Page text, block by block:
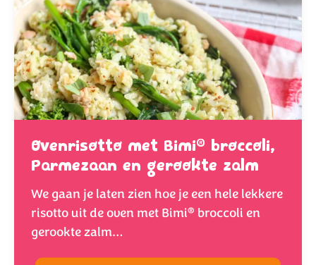
Ovenrisotto met Bimi® broccoli,
Parmezaan en gerookte zalm
We gaan je laten zien hoe je een hele lekkere
risotto uit de oven met Bimi® broccoli en
gerookte zalm…